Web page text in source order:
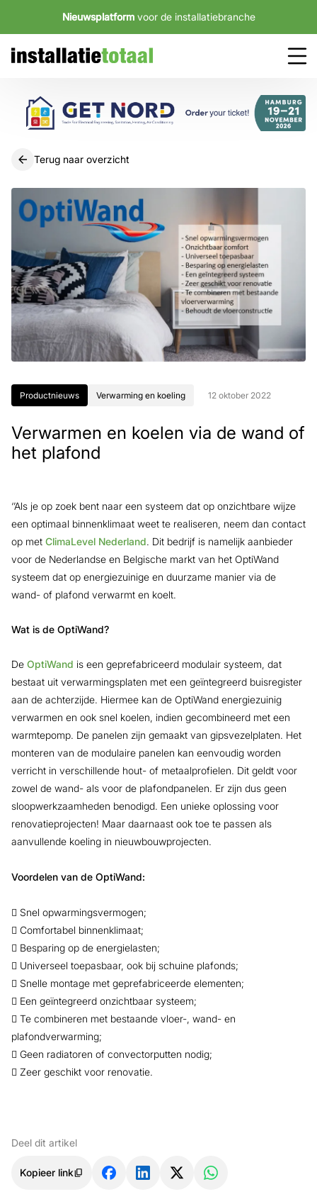
Nieuwsplatform voor de installatiebranche
Terug naar overzicht
Productnieuws Verwarming en koeling 12 oktober 2022
Verwarmen en koelen via de wand of
het plafond
‘’Als je op zoek bent naar een systeem dat op onzichtbare wijze
een optimaal binnenklimaat weet te realiseren, neem dan contact
op met ClimaLevel Nederland. Dit bedrijf is namelijk aanbieder
voor de Nederlandse en Belgische markt van het OptiWand
systeem dat op energiezuinige en duurzame manier via de
wand- of plafond verwarmt en koelt.
Wat is de OptiWand?
De OptiWand is een geprefabriceerd modulair systeem, dat
bestaat uit verwarmingsplaten met een geïntegreerd buisregister
aan de achterzijde. Hiermee kan de OptiWand energiezuinig
verwarmen en ook snel koelen, indien gecombineerd met een
warmtepomp. De panelen zijn gemaakt van gipsvezelplaten. Het
monteren van de modulaire panelen kan eenvoudig worden
verricht in verschillende hout- of metaalprofielen. Dit geldt voor
zowel de wand- als voor de plafondpanelen. Er zijn dus geen
sloopwerkzaamheden benodigd. Een unieke oplossing voor
renovatieprojecten! Maar daarnaast ook toe te passen als
aanvullende koeling in nieuwbouwprojecten.
Voordelen van de OptiWand:
 Snel opwarmingsvermogen;
 Comfortabel binnenklimaat;
 Besparing op de energielasten;
 Universeel toepasbaar, ook bij schuine plafonds;
 Snelle montage met geprefabriceerde elementen;
 Een geïntegreerd onzichtbaar systeem;
 Te combineren met bestaande vloer-, wand- en
plafondverwarming;
 Geen radiatoren of convectorputten nodig;
 Zeer geschikt voor renovatie.
Deel dit artikel
Kopieer link